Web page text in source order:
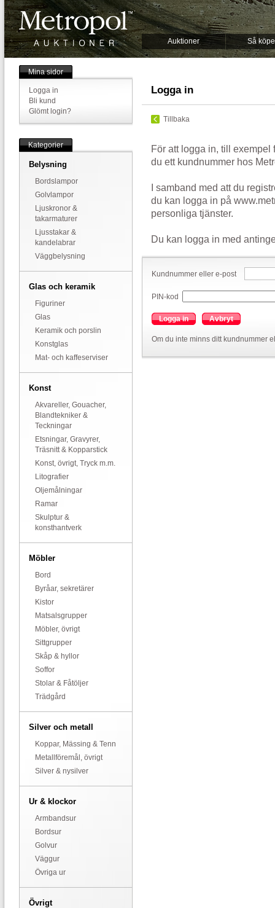
Auktioner Så
Mina sidor
Logga in
Bli kund
Glömt login?
Kategorier
Belysning
Bordslampor
Golvlampor
Ljuskronor &
takarmaturer
Ljusstakar &
kandelabrar
Väggbelysning
Glas och keramik
Figuriner
Glas
Keramik och porslin
Konstglas
Mat- och kaffeserviser
Konst
Akvareller, Gouacher,
Blandtekniker &
Teckningar
Etsningar, Gravyrer,
Träsnitt & Kopparstick
Konst, övrigt, Tryck m.m.
Litografier
Oljemålningar
Ramar
Skulptur &
konsthantverk
Möbler
Bord
Byråar, sekretärer
Kistor
Matsalsgrupper
Möbler, övrigt
Sittgrupper
Skåp & hyllor
Soffor
Stolar & Fåtöljer
Trädgård
Silver och metall
Koppar, Mässing & Tenn
Metallföremål, övrigt
Silver & nysilver
Ur & klockor
Armbandsur
Bordsur
Golvur
Väggur
Övriga ur
Övrigt
Logga in
Tillbaka
För att logga in, till exempel
du ett kundnummer hos
I samband med att du
du kan logga in på
personliga tjänster.
Du kan logga in med
Kundnummer eller e-post
PIN-kod
Logga in Avbryt
Om du inte minns ditt kundnummer